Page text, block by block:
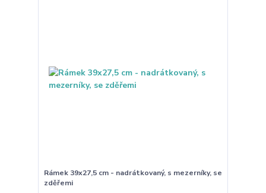
Rámek 39x27,5 cm - nadrátkovaný, s mezerníky, se
zděřemi